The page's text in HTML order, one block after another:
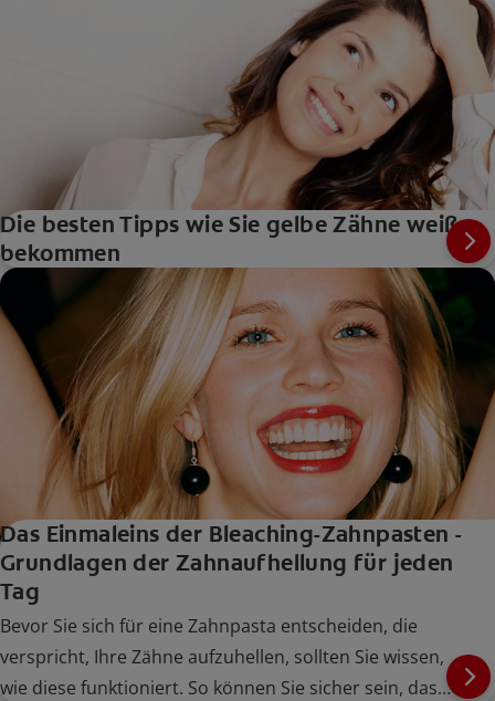
Die besten Tipps wie Sie gelbe Zähne weiß
bekommen
Das Einmaleins der Bleaching-Zahnpasten -
Grundlagen der Zahnaufhellung für jeden
Tag
Bevor Sie sich für eine Zahnpasta entscheiden, die
verspricht, Ihre Zähne aufzuhellen, sollten Sie wissen,
wie diese funktioniert. So können Sie sicher sein, dass